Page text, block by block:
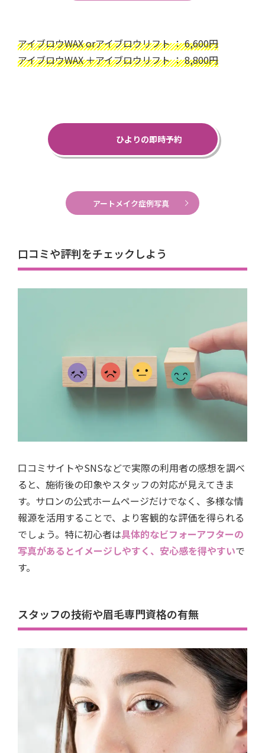
アイブロウWAX orアイブロウリフト ： 6,600円
アイブロウWAX ＋アイブロウリフト ： 8,800円
ひよりの即時予約
アートメイク症例写真
口コミや評判をチェックしよう
口コミサイトやSNSなどで実際の利用者の感想を調べ
ると、施術後の印象やスタッフの対応が見えてきま
す。サロンの公式ホームページだけでなく、多様な情
報源を活用することで、より客観的な評価を得られる
でしょう。特に初心者は具体的なビフォーアフターの
写真があるとイメージしやすく、安心感を得やすいで
す。
スタッフの技術や眉毛専門資格の有無